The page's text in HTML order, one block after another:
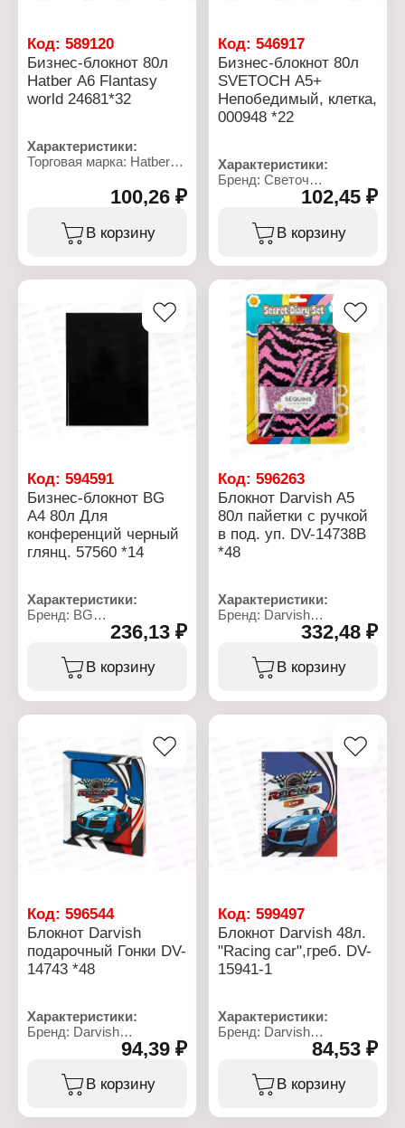
Код: 589120
Бизнес-блокнот 80л
Hatber А6 Flantasy
world 24681*32
Характеристики:
Торговая марка: Hatber
Тип товара: Блокнот
Вариация: бизнес -
блокнот
Дизайн: "Fantasy world"
Количество листов: 80 л
Линовка: клетка
Плотность бумаги: 60 г/
Тип скрепления: твердый
переплет
матовая ламинация, 3D
100,26 ₽
В корзину
Код:546917
Бизнес-блокнот 80л
SVETOCH А5+
Непобедимый, клетка,
000948 *22
Характеристики:
Бренд: Светоч
Тип товара: Блокнот
Вариация: бизнес -
блокнот
Тип скрепления: твердый
переплет
Линовка: клетка
Материал блока: офсет
Плотность бумаги: 65 г/
Белизна блока: 1
Эффекты обложки:
матовая ламинация
102,45 ₽
В корзину
Код: 594591
Бизнес-блокнот BG
А4 80л Для
конференций черный
глянц. 57560 *14
Характеристики:
Бренд: BG
Артикул: 381962
Тип товара: Блокнот
Вариация: бизнес -
блокнот
Количество листов: 80 л
Линовка: клетка
Плотность бумаги: 60 г/
Тип скрепления: твердый
переплет
Материал блока: офсет
Эффекты обложки:
глянцевая ламинация
236,13 ₽
В корзину
Код:596263
Блокнот Darvish А5
80л пайетки с ручкой
в под. уп. DV-14738B
*48
Характеристики:
Бренд: Darvish
Артикул: DV-14738В
Тип товара: Блокнот
Дизайн: с пайетками
Комплектация: с ручкой
Тип скрепления: книжный
переплет
Скругленные углы: есть
Материал блока: офсет
Плотность бумаги: 80 г/
Цвет внутреннего блока:
Упаковка: блистер с
19,5х28,7х2 см
332,48 ₽
В корзину
Код: 596544
Блокнот Darvish
подарочный Гонки DV-
14743 *48
Характеристики:
Бренд: Darvish
Артикул: DV-14743
Тип товара: Блокнот
Модель: "Гонки"
Дизайн: в ассортименте
94,39 ₽
В корзину
Код:599497
Блокнот Darvish 48л.
"Racing car",греб. DV-
15941-1
Характеристики:
Бренд: Darvish
Артикул: DV-15941-1
Тип товара: Блокнот
Дизайн: "Racing car"
Размер: 13х18 см
84,53 ₽
В корзину